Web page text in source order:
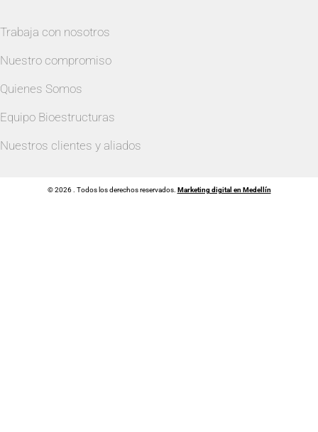
Trabaja con nosotros
Nuestro compromiso
Quienes Somos
Equipo Bioestructuras
Nuestros clientes y aliados
© 2026 . Todos los derechos reservados. Marketing digital en Medellín